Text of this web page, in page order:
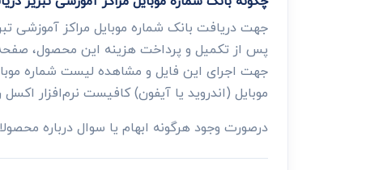
جهت دریافت بانک شماره موبایل مراکز
پس از تکمیل و پرداخت هزینه این محصول، صفحه
جهت اجرای این فایل و مشاهده لیست شماره
موبایل (اندروید یا آیفون) کافیست نرم‌افزار
درصورت وجود هرگونه ابهام یا سوال درباره